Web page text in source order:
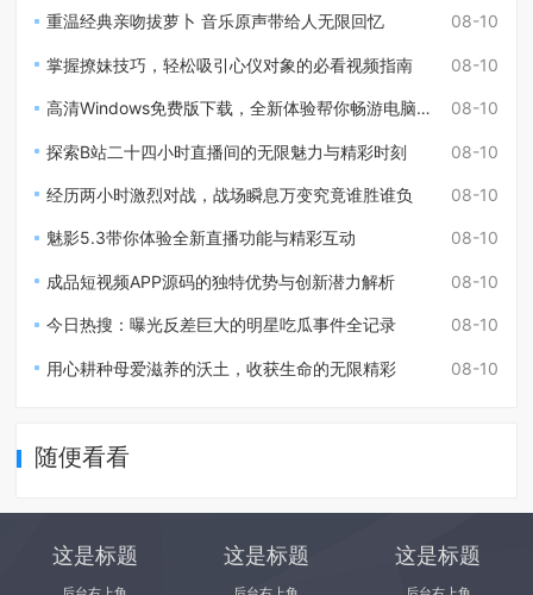
08-10
重温经典亲吻拔萝卜 音乐原声带给人无限回忆
08-10
掌握撩妹技巧，轻松吸引心仪对象的必看视频指南
08-10
高清Windows免费版下载，全新体验帮你畅游电脑生活
08-10
探索B站二十四小时直播间的无限魅力与精彩时刻
08-10
经历两小时激烈对战，战场瞬息万变究竟谁胜谁负
08-10
魅影5.3带你体验全新直播功能与精彩互动
08-10
成品短视频APP源码的独特优势与创新潜力解析
08-10
今日热搜：曝光反差巨大的明星吃瓜事件全记录
08-10
用心耕种母爱滋养的沃土，收获生命的无限精彩
随便看看
这是标题 这是标题 这是标题